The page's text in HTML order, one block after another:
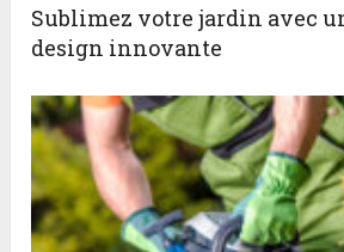
Sublimez votre jardin avec
design innovante